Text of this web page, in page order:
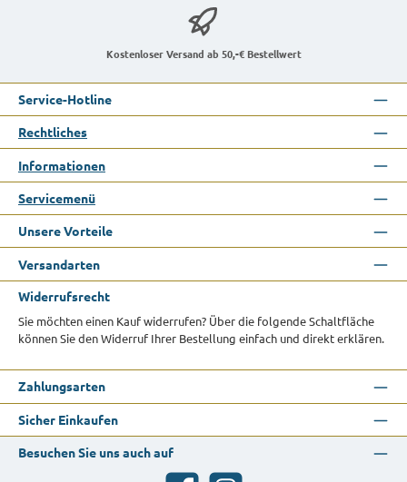
Kostenloser Versand ab 50,-€ Bestellwert
Service-Hotline
Rechtliches
Informationen
Servicemenü
Unsere Vorteile
Versandarten
Widerrufsrecht
Sie möchten einen Kauf widerrufen? Über die folgende Schaltfläche
können Sie den Widerruf Ihrer Bestellung einfach und direkt erklären.
Zahlungsarten
Sicher Einkaufen
Besuchen Sie uns auch auf